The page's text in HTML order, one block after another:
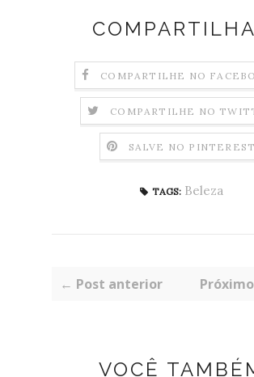
COMPARTILHE NO
COMPARTILHE NO
SALVE NO PINTEREST
TAGS: Beleza
← Post anterior
VOCÊ